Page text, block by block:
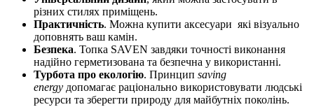
різних стилях приміщень.
Практичність. Можна купити аксесуари які візуально
доповнять ваш камін.
Безпека. Топка SAVEN завдяки точності виконання
надійно герметизована та безпечна у використанні.
Турбота про екологію. Принцип saving
energy допомагає раціонально використовувати людські
ресурси та зберегти природу для майбутніх поколінь.